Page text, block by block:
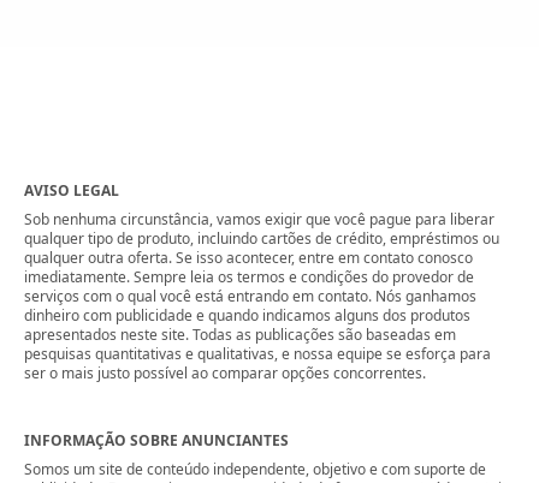
AVISO LEGAL
Sob nenhuma circunstância, vamos exigir que você pague para liberar
qualquer tipo de produto, incluindo cartões de crédito, empréstimos ou
qualquer outra oferta. Se isso acontecer, entre em contato conosco
imediatamente. Sempre leia os termos e condições do provedor de
serviços com o qual você está entrando em contato. Nós ganhamos
dinheiro com publicidade e quando indicamos alguns dos produtos
apresentados neste site. Todas as publicações são baseadas em
pesquisas quantitativas e qualitativas, e nossa equipe se esforça para
ser o mais justo possível ao comparar opções concorrentes.
INFORMAÇÃO SOBRE ANUNCIANTES
Somos um site de conteúdo independente, objetivo e com suporte de